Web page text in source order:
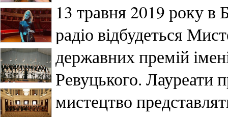
13 травня 2019 року в
радіо відбудеться
державних премій
Ревуцького. Лауреати
мистецтво